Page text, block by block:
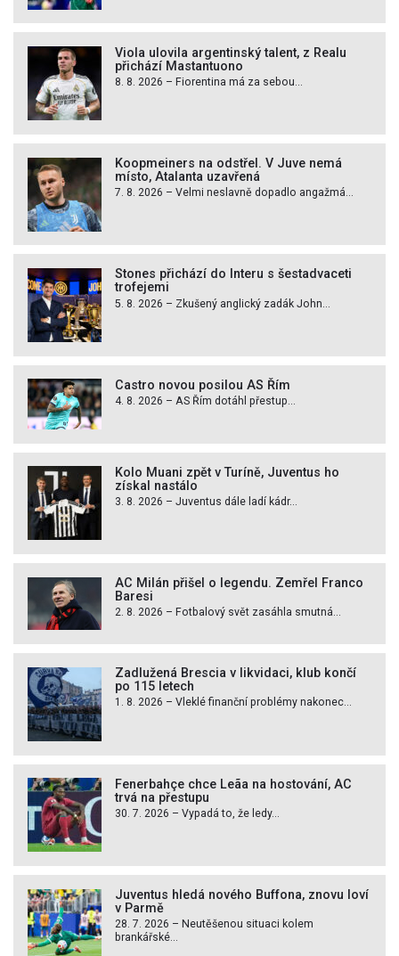
Viola ulovila argentinský talent, z Realu
přichází Mastantuono
8. 8. 2026 – Fiorentina má za sebou...
Koopmeiners na odstřel. V Juve nemá
místo, Atalanta uzavřená
7. 8. 2026 – Velmi neslavně dopadlo angažmá...
Stones přichází do Interu s šestadvaceti
trofejemi
5. 8. 2026 – Zkušený anglický zadák John...
Castro novou posilou AS Řím
4. 8. 2026 – AS Řím dotáhl přestup...
Kolo Muani zpět v Turíně, Juventus ho
získal nastálo
3. 8. 2026 – Juventus dále ladí kádr...
AC Milán přišel o legendu. Zemřel Franco
Baresi
2. 8. 2026 – Fotbalový svět zasáhla smutná...
Zadlužená Brescia v likvidaci, klub končí
po 115 letech
1. 8. 2026 – Vleklé finanční problémy nakonec...
Fenerbahçe chce Leãa na hostování, AC
trvá na přestupu
30. 7. 2026 – Vypadá to, že ledy...
Juventus hledá nového Buffona, znovu loví
v Parmě
28. 7. 2026 – Neutěšenou situaci kolem
brankářské...